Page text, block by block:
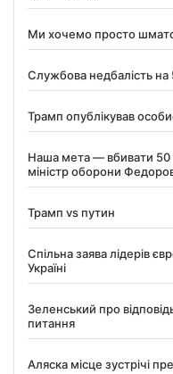
Ми хочемо просто
Службова недбалість
Трамп опублікував
Наша мета — вбивати 50
міністр оборони
Трамп vs путин
Спільна заява лідерів
Україні
Зеленський про
питання
Аляска місце зустрічі